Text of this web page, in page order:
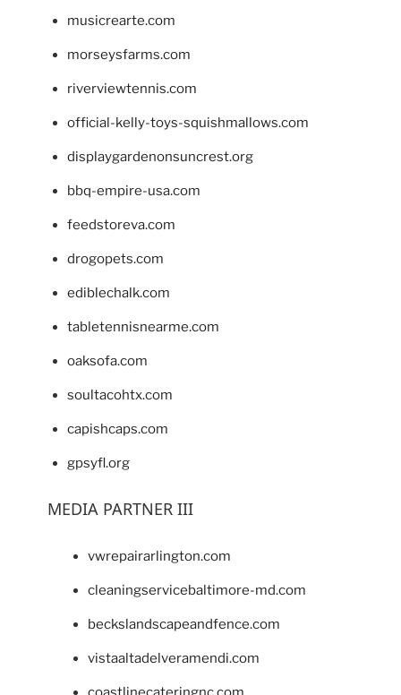
musicrearte.com
morseysfarms.com
riverviewtennis.com
official-kelly-toys-squishmallows.com
displaygardenonsuncrest.org
bbq-empire-usa.com
feedstoreva.com
drogopets.com
ediblechalk.com
tabletennisnearme.com
oaksofa.com
soultacohtx.com
capishcaps.com
gpsyfl.org
MEDIA PARTNER III
vwrepairarlington.com
cleaningservicebaltimore-md.com
beckslandscapeandfence.com
vistaaltadelveramendi.com